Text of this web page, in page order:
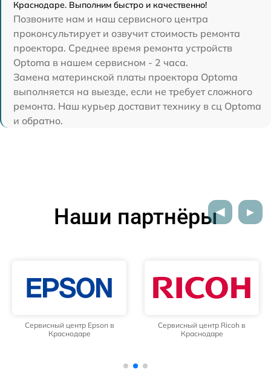
Краснодаре. Выполним быстро и качественно!
Позвоните нам и наш сервисного центра
проконсультирует и озвучит стоимость ремонта
проектора. Среднее время ремонта устройств
Optoma в нашем сервисном - 2 часа.
Замена материнской платы проектора Optoma
выполняется на выезде, если не требует сложного
ремонта. Наш курьер доставит технику в сц Optoma
и обратно.
Наши партнёры
Сервисный центр Epson в
Краснодаре
Сервисный центр Ricoh в
Краснодаре